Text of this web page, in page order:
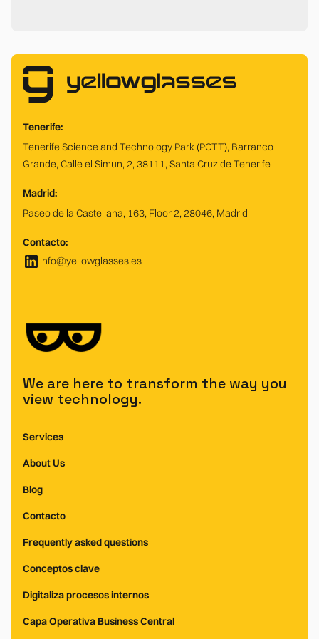
Tenerife:
Tenerife Science and Technology Park (PCTT), Barranco
Grande, Calle el Simun, 2, 38111, Santa Cruz de Tenerife
Madrid:
Paseo de la Castellana, 163, Floor 2, 28046, Madrid
Contacto:
info@yellowglasses.es
We are here to transform the way you
view technology.
Services
About Us
Blog
Contacto
Frequently asked questions
Conceptos clave
Digitaliza procesos internos
Capa Operativa Business Central